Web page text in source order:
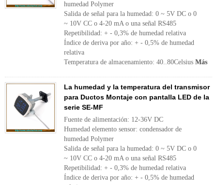
humedad Polymer
Salida de señal para la humedad: 0 ~ 5V DC o 0
~ 10V CC o 4-20 mA o una señal RS485
Repetibilidad: + - 0,3% de humedad relativa
Índice de deriva por año: + - 0,5% de humedad
relativa
Temperatura de almacenamiento: 40..80Celsius Más
La humedad y la temperatura del transmisor
para Ductos Montaje con pantalla LED de la
serie SE-MF
Fuente de alimentación: 12-36V DC
Humedad elemento sensor: condensador de
humedad Polymer
Salida de señal para la humedad: 0 ~ 5V DC o 0
~ 10V CC o 4-20 mA o una señal RS485
Repetibilidad: + - 0,3% de humedad relativa
Índice de deriva por año: + - 0,5% de humedad